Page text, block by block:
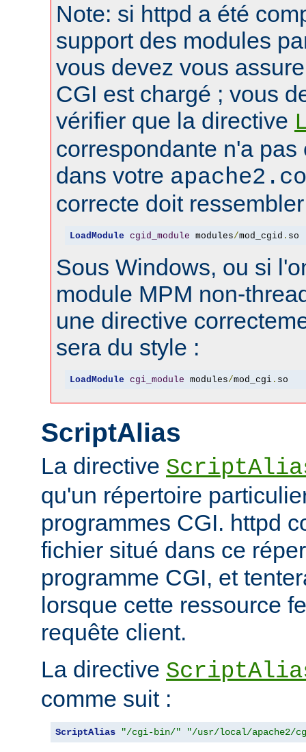
Note: si httpd a été
support des modules
vous devez vous
CGI est chargé ; vous
vérifier que la directive
correspondante n'a pas
dans votre
correcte doit
LoadModule cgid_module modules/mod_cgid . so
Sous Windows, ou si
module MPM non-
une directive
sera du style :
LoadModule cgi_module modules/mod_cgi. so
ScriptAlias
La directive
qu'un répertoire
programmes CGI. httpd
fichier situé dans ce
programme CGI, et
lorsque cette ressource
requête client.
La directive
comme suit :
ScriptAlias "/cgi-bin/" "/usr/local/apache2/